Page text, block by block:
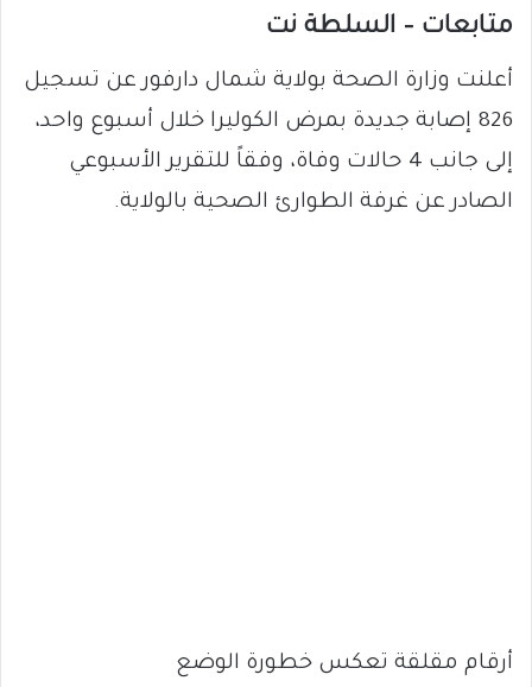
متابعات – السلطة نت
أعلنت وزارة الصحة بولاية شمال دارفور عن تسجيل
826 إصابة جديدة بمرض الكوليرا خلال أسبوع واحد،
إلى جانب 4 حالات وفاة، وفقاً للتقرير الأسبوعي
الصادر عن غرفة الطوارئ الصحية بالولاية.
أرقام مقلقة تعكس خطورة الوضع